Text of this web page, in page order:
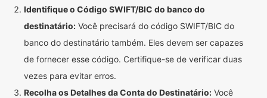
Identifique o Código SWIFT/BIC do banco do
destinatário: Você precisará do código SWIFT/BIC do
banco do destinatário também. Eles devem ser capazes
de fornecer esse código. Certifique-se de verificar duas
vezes para evitar erros.
Recolha os Detalhes da Conta do Destinatário: Você